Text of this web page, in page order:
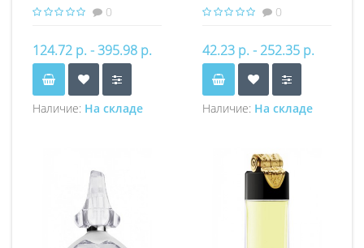
0
124.72 р. - 395.98 р.
Наличие: На складе
0
42.23 р. - 252.35 р.
Наличие: На складе